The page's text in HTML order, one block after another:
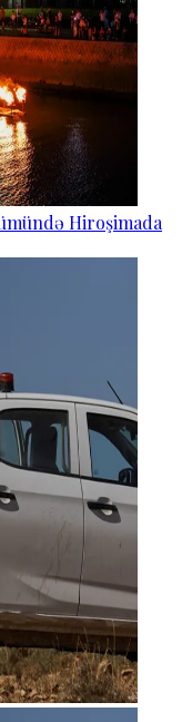
Hiroşimada